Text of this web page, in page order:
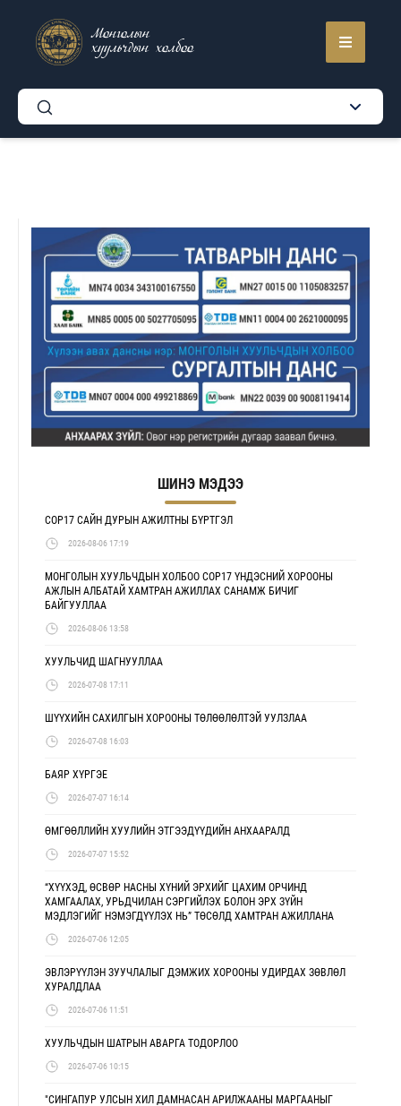
Монголын
хуульчдын холбоо
ШИНЭ МЭДЭЭ
COP17 САЙН ДУРЫН АЖИЛТНЫ БҮРТГЭЛ
2026-08-06 17:19
МОНГОЛЫН ХУУЛЬЧДЫН ХОЛБОО COP17 ҮНДЭСНИЙ ХОРООНЫ
АЖЛЫН АЛБАТАЙ ХАМТРАН АЖИЛЛАХ САНАМЖ БИЧИГ
БАЙГУУЛЛАА
2026-08-06 13:58
ХУУЛЬЧИД ШАГНУУЛЛАА
2026-07-08 17:11
ШҮҮХИЙН САХИЛГЫН ХОРООНЫ ТӨЛӨӨЛӨЛТЭЙ УУЛЗЛАА
2026-07-08 16:03
БАЯР ХҮРГЭЕ
2026-07-07 16:14
ӨМГӨӨЛЛИЙН ХУУЛИЙН ЭТГЭЭДҮҮДИЙН АНХААРАЛД
2026-07-07 15:52
“ХҮҮХЭД, ӨСВӨР НАСНЫ ХҮНИЙ ЭРХИЙГ ЦАХИМ ОРЧИНД
ХАМГААЛАХ, УРЬДЧИЛАН СЭРГИЙЛЭХ БОЛОН ЭРХ ЗҮЙН
МЭДЛЭГИЙГ НЭМЭГДҮҮЛЭХ НЬ” ТӨСӨЛД ХАМТРАН АЖИЛЛАНА
2026-07-06 12:05
ЭВЛЭРҮҮЛЭН ЗУУЧЛАЛЫГ ДЭМЖИХ ХОРООНЫ УДИРДАХ ЗӨВЛӨЛ
ХУРАЛДЛАА
2026-07-06 11:51
ХУУЛЬЧДЫН ШАТРЫН АВАРГА ТОДОРЛОО
2026-07-06 10:15
"СИНГАПУР УЛСЫН ХИЛ ДАМНАСАН АРИЛЖААНЫ МАРГААНЫГ